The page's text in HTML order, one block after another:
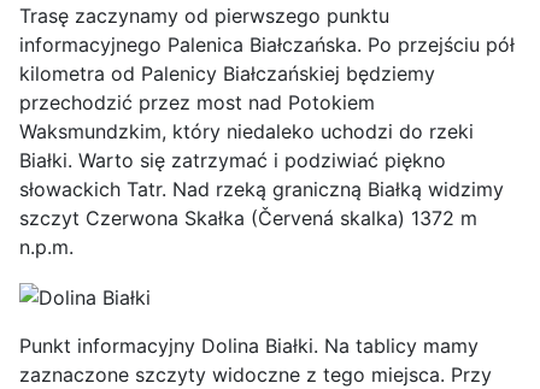
Trasę zaczynamy od pierwszego punktu
informacyjnego Palenica Białczańska. Po przejściu pół
kilometra od Palenicy Białczańskiej będziemy
przechodzić przez most nad Potokiem
Waksmundzkim, który niedaleko uchodzi do rzeki
Białki. Warto się zatrzymać i podziwiać piękno
słowackich Tatr. Nad rzeką graniczną Białką widzimy
szczyt Czerwona Skałka (Červená skalka) 1372 m
n.p.m.
Punkt informacyjny Dolina Białki. Na tablicy mamy
zaznaczone szczyty widoczne z tego miejsca. Przy